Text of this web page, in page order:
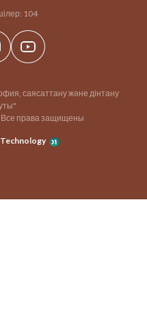
104
саясаттану және дінтану
права защищены